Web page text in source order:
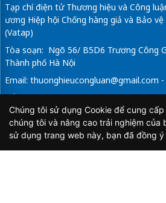
Tạp chí điện tử Thương hiệu và Công
ương Hiệp hội Chống hàng giả và Bảo
(Vatap)
Tòa soạn: Ngõ 56/ B5D6 Trương Công
Thành phố Hà Nội
Email: thuonghieucongluan@gmail.com
Tổng Biên Tập: Vũ Đức Thuận
Giấy phép hoạt động báo chí điện tử số
Thông tin và Truyền thông cấp ngày 21/
Chúng tôi sử dụng Cookie để cung
chúng tôi và nâng cao trải nghiệm của
sử dụng trang web này, bạn đã đồng ý